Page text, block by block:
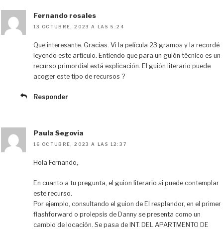
y
n
o
k
i
Fernando rosales
13 OCTUBRE, 2023 A LAS 5:24
Que interesante. Gracias. Vi la película 23 gramos y la recordé
leyendo este artículo. Entiendo que para un guión técnico es un
recurso primordial está explicación. El guión literario puede
acoger este tipo de recursos ?
Responder
Paula Segovia
16 OCTUBRE, 2023 A LAS 12:37
Hola Fernando,
En cuanto a tu pregunta, el guion literario si puede contemplar
este recurso.
Por ejemplo, consultando el guion de El resplandor, en el primer
flashforward o prolepsis de Danny se presenta como un
cambio de locación. Se pasa de INT. DEL APARTMENTO DE